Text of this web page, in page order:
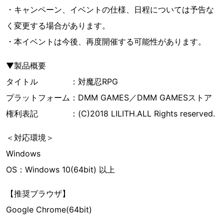
・キャンペーン、イベントの仕様、日程については予告な
く変更する場合があります。
・本イベントは今後、再度開催する可能性があります。
▼製品概要
タイトル ：対魔忍RPG
プラットフォーム：DMM GAMES／DMM GAMESストア
権利表記 ：(C)2018 LILITH.ALL Rights reserved.
＜対応環境＞
Windows
OS：Windows 10(64bit) 以上
【推奨ブラウザ】
Google Chrome(64bit)